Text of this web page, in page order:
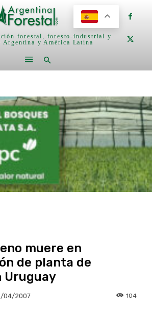
forestal, foresto-industrial y
Argentina y América Latina
muere en
de planta de
Uruguay
04/2007 104